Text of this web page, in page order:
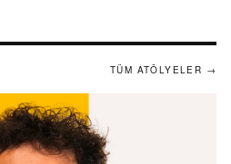
TÜM ATÖLYELER →